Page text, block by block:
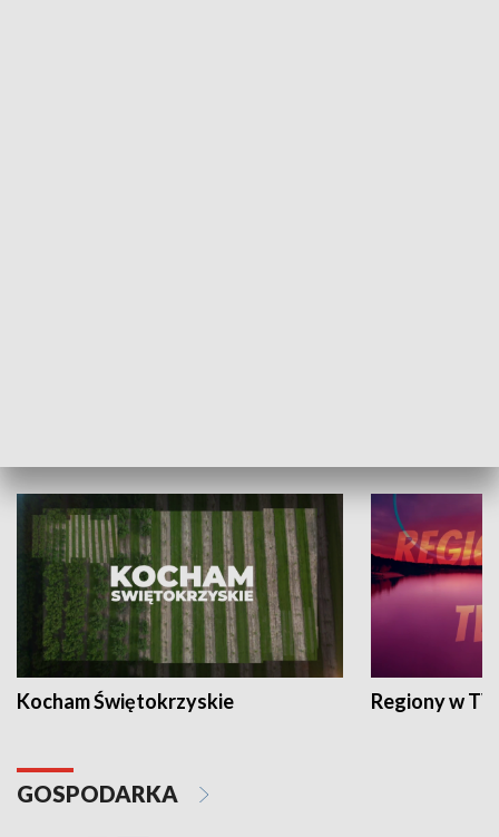
Kocham Świętokrzyskie Regiony w
GOSPODARKA